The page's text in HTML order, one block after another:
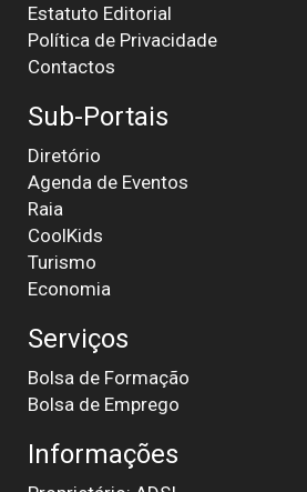
Estatuto Editorial
Política de Privacidade
Contactos
Sub-Portais
Diretório
Agenda de Eventos
Raia
CoolKids
Turismo
Economia
Serviços
Bolsa de Formação
Bolsa de Emprego
Informações